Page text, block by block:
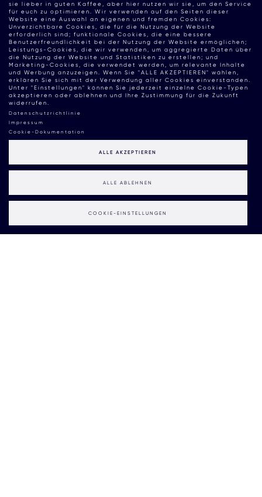
sie lieber in guten Kaffee, aber hier nutzen wir sie, um den Service
für euch zu optimieren. Wir verwenden auf den Seiten dieser
Website eine Auswahl an eigenen und fremden Cookies:
Unverzichtbare Cookies, die für die Nutzung der Website
erforderlich sind; funktionale Cookies, die eine bessere
Benutzerfreundlichkeit bei der Nutzung der Website ermöglichen;
Leistungs-Cookies, die wir verwenden, um aggregierte Daten über
die Nutzung der Website und Statistiken zu erstellen; und
Marketing-Cookies, die verwendet werden, um relevante Inhalte
und Werbung anzuzeigen. Wenn Sie "ALLE AKZEPTIEREN" wählen,
erklären Sie sich mit der Verwendung aller Cookies einverstanden.
Unter "Einstellungen" können Sie jederzeit einzelne Cookie-Typen
akzeptieren oder ablehnen und Ihre Zustimmung für die Zukunft
widerrufen.
Datenschutzrichtlinie
Impressum
Cookie-Dokumentation
COOKIE-EINSTELLUNGEN
ALLE ABLEHNEN
ALLE AKZEPTIEREN